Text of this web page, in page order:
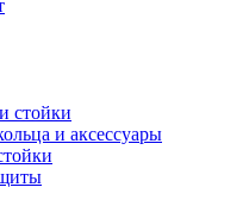
стойки
и аксессуары